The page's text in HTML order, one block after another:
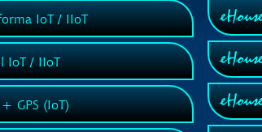
IoT / IIoT
IoT / IIoT
GPS (IoT)